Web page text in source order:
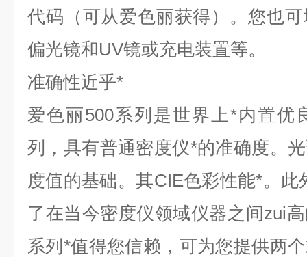
代码（可从爱色丽获得）。您也
偏光镜和UV镜或充电装置等。
准确性近乎*
爱色丽500系列是世界上*内置优
列，具有普通密度仪*的准确度。
度值的基础。其CIE色彩性能*。
了在当今密度仪领域仪器之间zui
系列*值得您信赖，可为您提供两